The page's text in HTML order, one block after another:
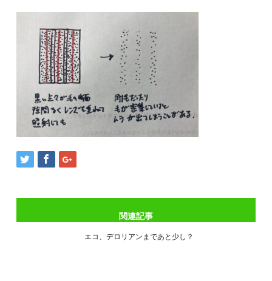
関連記事
エコ、デロリアンまであと少し？